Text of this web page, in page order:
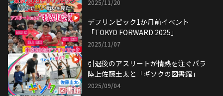
2025/11/20
デフリンピック1か月前イベント
「TOKYO FORWARD 2025」
2025/11/07
引退後のアスリートが情熱を注ぐパラ
陸上佐藤圭太と「ギソクの図書館」
2025/09/04